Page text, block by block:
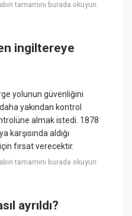
tamamını burada okuyun:
ingiltereye
yolunun güvenliğini
yakından kontrol
almak istedi. 1878
karşısında aldığı
fırsat verecektir.
tamamını burada okuyun:
ayrıldı?